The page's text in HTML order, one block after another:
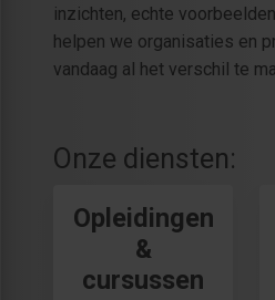
inzichten, echte
helpen we organisaties en
vandaag al het verschil te
Onze diensten:
Opleidingen
&
cursussen